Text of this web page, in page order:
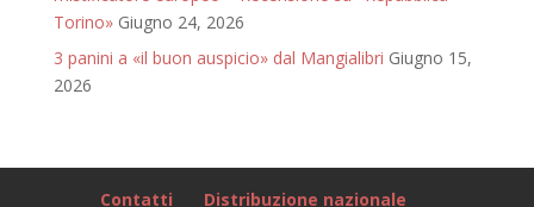
Torino» Giugno 24, 2026
3 panini a «il buon auspicio» dal Mangialibri Giugno 15,
2026
Contatti Distribuzione nazionale